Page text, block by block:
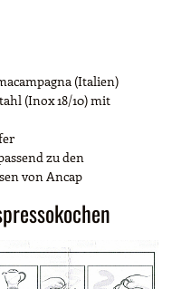
(Italien)
(Inox 18/10) mit
zu den
von Ancap